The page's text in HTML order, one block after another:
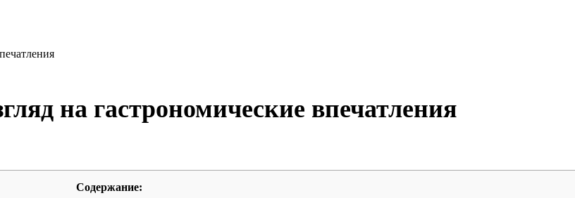
на гастрономические впечатления
Содержание: